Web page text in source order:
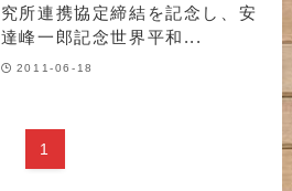
究所連携協定締結を記念し、安
達峰一郎記念世界平和...
2011-06-18
1